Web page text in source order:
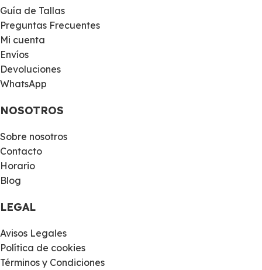
Guía de Tallas
Preguntas Frecuentes
Mi cuenta
Envíos
Devoluciones
WhatsApp
NOSOTROS
Sobre nosotros
Contacto
Horario
Blog
LEGAL
Avisos Legales
Política de cookies
Términos y Condiciones